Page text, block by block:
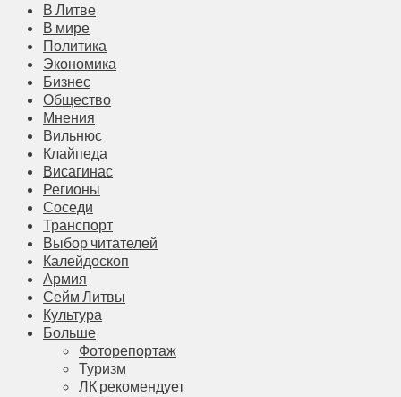
В Литве
В мире
Политика
Экономика
Бизнес
Общество
Мнения
Вильнюс
Клайпеда
Висагинас
Регионы
Соседи
Транспорт
Выбор читателей
Калейдоскоп
Армия
Сейм Литвы
Культура
Больше
Фоторепортаж
Туризм
ЛК рекомендует